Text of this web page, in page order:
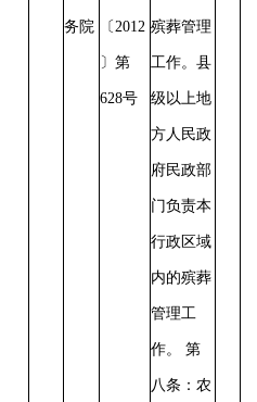
务院 〔 2012
〕第
628号
殡葬管理
工作。县
级以上地
方人民政
府民政部
门负责本
行政区域
内的殡葬
管理工
作。 第
八条：农